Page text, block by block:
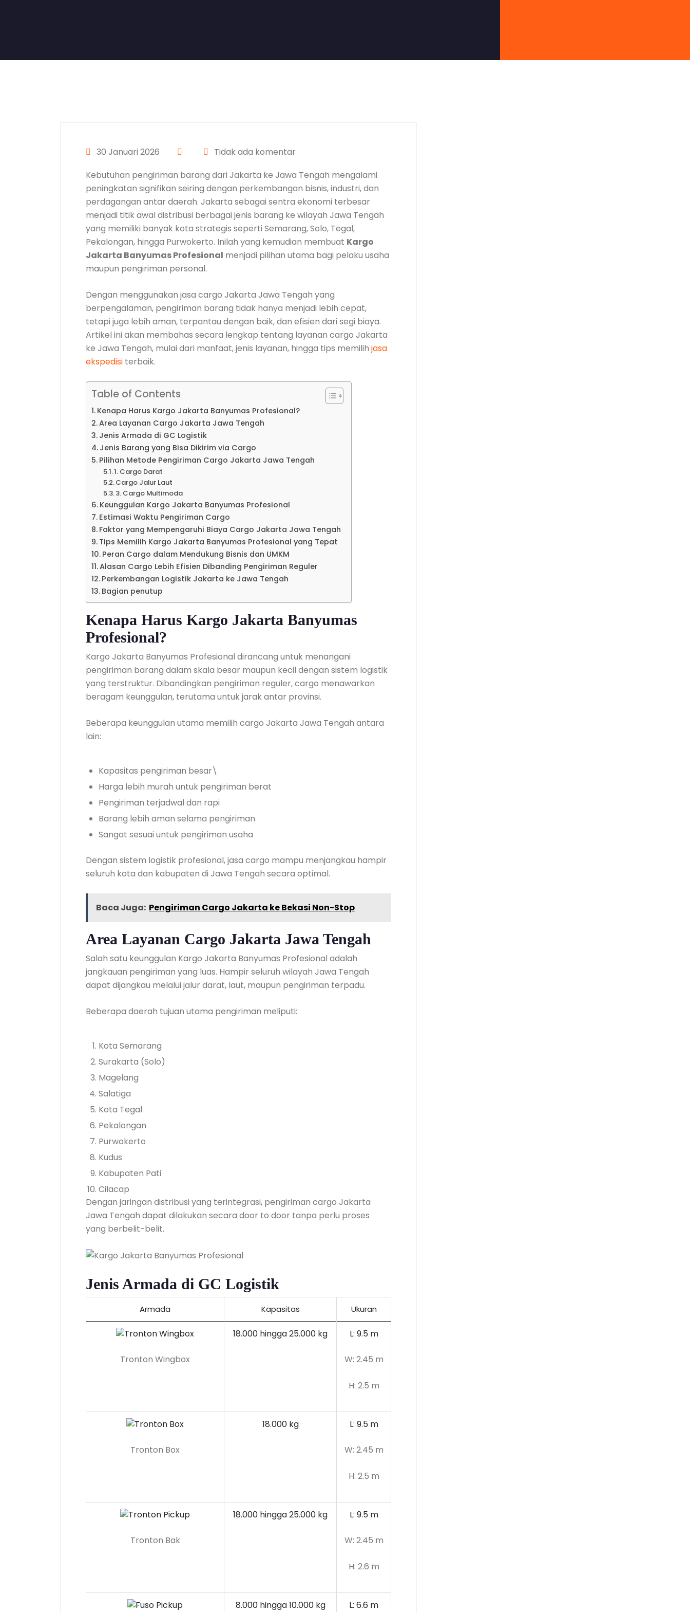
30 Januari 2026
Tidak ada komentar
Kebutuhan pengiriman barang dari Jakarta ke Jawa Tengah mengalami
peningkatan signifikan seiring dengan perkembangan bisnis, industri, dan
perdagangan antar daerah. Jakarta sebagai sentra ekonomi terbesar
menjadi titik awal distribusi berbagai jenis barang ke wilayah Jawa Tengah
yang memiliki banyak kota strategis seperti Semarang, Solo, Tegal,
Pekalongan, hingga Purwokerto. Inilah yang kemudian membuat Kargo
Jakarta Banyumas Profesional menjadi pilihan utama bagi pelaku usaha
maupun pengiriman personal.
Dengan menggunakan jasa cargo Jakarta Jawa Tengah yang
berpengalaman, pengiriman barang tidak hanya menjadi lebih cepat,
tetapi juga lebih aman, terpantau dengan baik, dan efisien dari segi biaya.
Artikel ini akan membahas secara lengkap tentang layanan cargo Jakarta
ke Jawa Tengah, mulai dari manfaat, jenis layanan, hingga tips memilih jasa
ekspedisi terbaik.
Table of Contents
Kenapa Harus Kargo Jakarta Banyumas Profesional?
Area Layanan Cargo Jakarta Jawa Tengah
Jenis Armada di GC Logistik
Jenis Barang yang Bisa Dikirim via Cargo
Pilihan Metode Pengiriman Cargo Jakarta Jawa Tengah
1. Cargo Darat
Cargo Jalur Laut
3. Cargo Multimoda
Keunggulan Kargo Jakarta Banyumas Profesional
Estimasi Waktu Pengiriman Cargo
Faktor yang Mempengaruhi Biaya Cargo Jakarta Jawa Tengah
Tips Memilih Kargo Jakarta Banyumas Profesional yang Tepat
Peran Cargo dalam Mendukung Bisnis dan UMKM
Alasan Cargo Lebih Efisien Dibanding Pengiriman Reguler
Perkembangan Logistik Jakarta ke Jawa Tengah
Bagian penutup
Kenapa Harus Kargo Jakarta Banyumas
Profesional?
Kargo Jakarta Banyumas Profesional dirancang untuk menangani
pengiriman barang dalam skala besar maupun kecil dengan sistem logistik
yang terstruktur. Dibandingkan pengiriman reguler, cargo menawarkan
beragam keunggulan, terutama untuk jarak antar provinsi.
Beberapa keunggulan utama memilih cargo Jakarta Jawa Tengah antara
lain:
Kapasitas pengiriman besar\
Harga lebih murah untuk pengiriman berat
Pengiriman terjadwal dan rapi
Barang lebih aman selama pengiriman
Sangat sesuai untuk pengiriman usaha
Dengan sistem logistik profesional, jasa cargo mampu menjangkau hampir
seluruh kota dan kabupaten di Jawa Tengah secara optimal.
Baca Juga: Pengiriman Cargo Jakarta ke Bekasi Non-Stop
Area Layanan Cargo Jakarta Jawa Tengah
Salah satu keunggulan Kargo Jakarta Banyumas Profesional adalah
jangkauan pengiriman yang luas. Hampir seluruh wilayah Jawa Tengah
dapat dijangkau melalui jalur darat, laut, maupun pengiriman terpadu.
Beberapa daerah tujuan utama pengiriman meliputi:
Kota Semarang
Surakarta (Solo)
Magelang
Salatiga
Kota Tegal
Pekalongan
Purwokerto
Kudus
Kabupaten Pati
Cilacap
Dengan jaringan distribusi yang terintegrasi, pengiriman cargo Jakarta
Jawa Tengah dapat dilakukan secara door to door tanpa perlu proses
yang berbelit-belit.
Jenis Armada di GC Logistik
Armada Kapasitas Ukuran
Tronton Wingbox
18.000 hingga 25.000 kg L: 9.5 m
W: 2.45 m
H: 2.5 m
Tronton Box
18.000 kg L: 9.5 m
W: 2.45 m
H: 2.5 m
Tronton Bak
18.000 hingga 25.000 kg L: 9.5 m
W: 2.45 m
H: 2.6 m
8.000 hingga 10.000kg L: 6.6 m